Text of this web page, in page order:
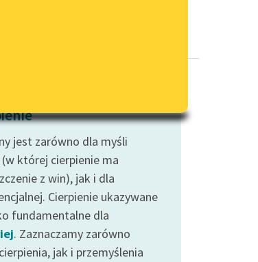
wrażliwych
Deklaracja dostępności
jest zarówno dla myśli
której cierpienie ma
z win), jak i dla
Cierpienie ukazywane
fundamentalne dla
. Zaznaczamy zarówno
jak i przemyślenia